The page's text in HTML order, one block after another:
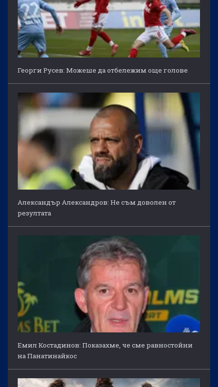
Георги Русев: Можеше да отбележим още голове
Александър Александров: Не съм доволен от
резултата
Емил Костадинов: Показахме, че сме равностойни
на Панатинайкос